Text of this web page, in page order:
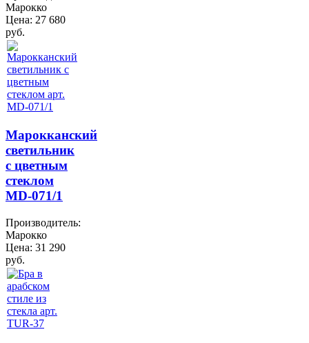
Марокко
Цена: 27 680
руб.
Марокканский
светильник
с цветным
стеклом
MD-071/1
Производитель:
Марокко
Цена: 31 290
руб.